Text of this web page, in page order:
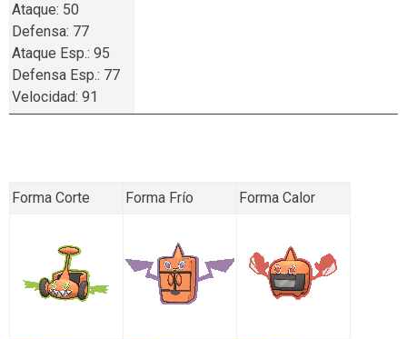
Ataque: 50
Defensa: 77
Ataque Esp.: 95
Defensa Esp.: 77
Velocidad: 91
Forma Corte Forma Frío Forma Calor